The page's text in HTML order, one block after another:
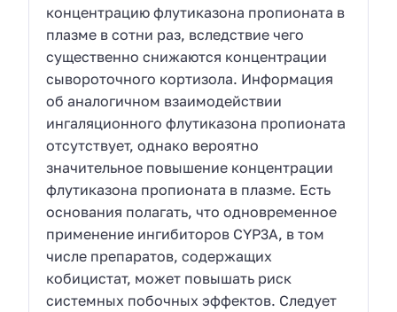
концентрацию флутиказона пропионата в
плазме в сотни раз, вследствие чего
существенно снижаются концентрации
сывороточного кортизола. Информация
об аналогичном взаимодействии
ингаляционного флутиказона пропионата
отсутствует, однако вероятно
значительное повышение концентрации
флутиказона пропионата в плазме. Есть
основания полагать, что одновременное
применение ингибиторов CYP3A, в том
числе препаратов, содержащих
кобицистат, может повышать риск
системных побочных эффектов. Следует